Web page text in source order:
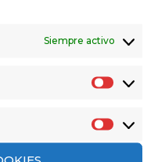
Siempre activo